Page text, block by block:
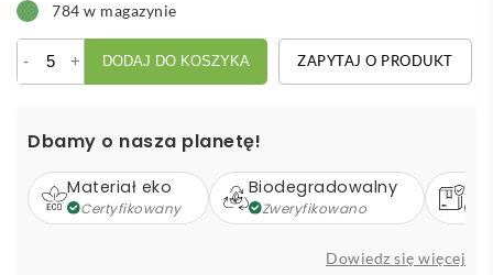
784 w magazynie
-
ilość
kapturem
kieszeniami
Iqoniq
+ DODAJ DO KOSZYKA ZAPYTAJ O PRODUKT
Dbamy o nasza planetę!
Materiał eko
Certyfikowany
Biodegradowalny
Zweryfikowano
Dowiedz się więcej